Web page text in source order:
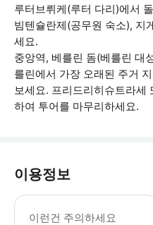
루터브뤼케(루터 다리)에서
빔텐슐란제(공무원 숙소), 지
세요.
중앙역, 베를린 돔(베를린 대
를린에서 가장 오래된 주거
보세요. 프리드리히슈트라세
하여 투어를 마무리하세요.
이용정보
이런건 주의하세요